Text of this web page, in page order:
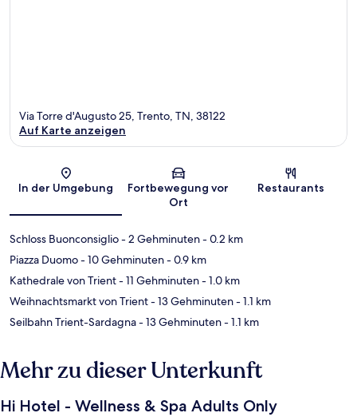
Karte
Via Torre d'Augusto 25, Trento, TN, 38122
Auf Karte anzeigen
In der Umgebung
Fortbewegung vor
Ort
Restaurants
Schloss Buonconsiglio- 2 Gehminuten- 0.2 km
Piazza Duomo- 10 Gehminuten- 0.9 km
Kathedrale von Trient- 11 Gehminuten- 1.0 km
Weihnachtsmarkt von Trient- 13 Gehminuten- 1.1 km
Seilbahn Trient-Sardagna- 13 Gehminuten- 1.1 km
Mehr zu dieser Unterkunft
Hi Hotel - Wellness & Spa Adults Only